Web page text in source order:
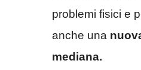
problemi fisici e
anche una
mediana.